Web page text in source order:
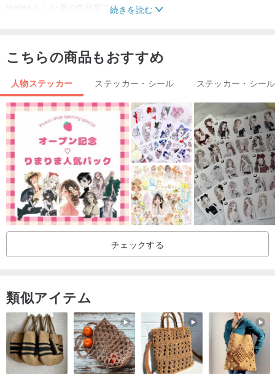
teatea.らしい夏の作品集です。
・39デザイン
価格
各1枚 3,500円より
おまとめ買いもお選びいただけます。
こちらはパック限定デザインです。
Instagramでは、7月11日〜7月31日まで「夏色クローゼット」「夏
色ゆかた帖」を対象とした夏限定コラージュ企画を開催予定です。
販売は8月末頃までを予定しております。
花火が咲く夜や、浴衣で過ごす夏祭りの思い出を、ぜひコラージュ
作品の中でもお楽しみください。
続きを読む
こちらの商品もおすすめ
人物ステッカー ステッカー・シール ステッカー・シール
チェックする
類似アイテム